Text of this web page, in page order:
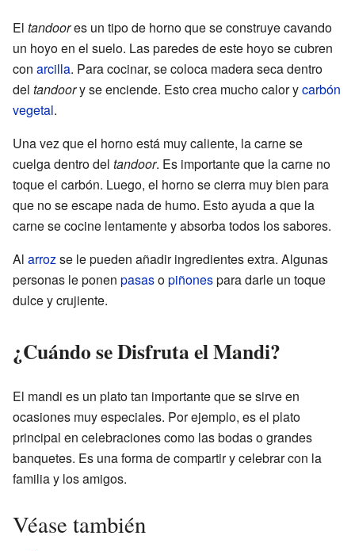
El tandoores un tipo de horno que se construye cavando
un hoyo en el suelo. Las paredes de este hoyo se cubren
con arcilla. Para cocinar, se coloca madera seca dentro
del tandoory se enciende. Esto crea mucho calor ycarbón
vegetal.
Una vez que el horno está muy caliente, la carne se
cuelga dentro del tandoor. Es importante que la carne no
toque el carbón. Luego, el horno se cierra muy bien para
que no se escape nada de humo. Esto ayuda a que la
carne se cocine lentamente y absorba todos los sabores.
Al arrozse le pueden añadir ingredientes extra. Algunas
personas le ponen pasasopiñonespara darle un toque
dulce y crujiente.
¿Cuándo se Disfruta el Mandi?
El mandi es un plato tan importante que se sirve en
ocasiones muy especiales. Por ejemplo, es el plato
principal en celebraciones como las bodas o grandes
banquetes. Es una forma de compartir y celebrar con la
familia y los amigos.
Véase también